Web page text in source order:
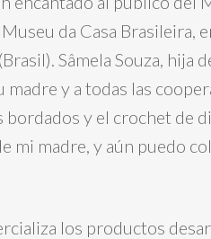
da Casa Brasileira,
Sâmela Souza, hija
y a todas las
y el crochet de
mi madre, y aún puedo
los productos